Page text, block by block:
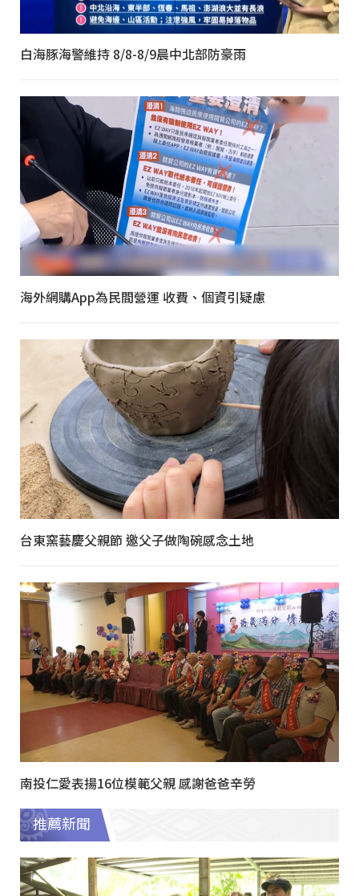
白海豚海警維持 8/8-8/9晨中北部防豪雨
海外網購App為民間營運 收費、個資引疑慮
台東窯藝慶父親節 邀父子做陶碗感念土地
南投仁愛表揚16位模範父親 感謝爸爸辛勞
推薦新聞